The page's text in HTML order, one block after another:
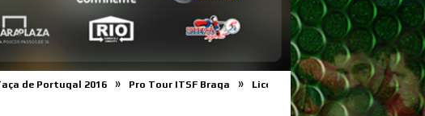
2016 » Pro Tour ITSF Braga » Licença Desportiva e Filiação na FPMFM »